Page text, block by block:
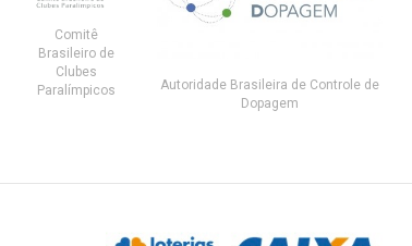
Comitê
Brasileiro de
Clubes
Paralímpicos
Autoridade Brasileira de Controle de
Dopagem